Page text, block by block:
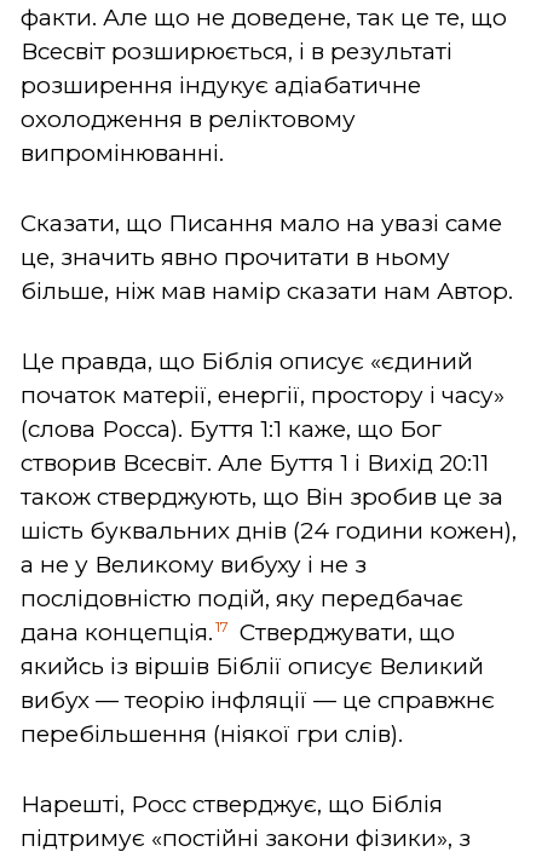
факти. Але що не доведене, так це те, що
Всесвіт розширюється, і в результаті
розширення індукує адіабатичне
охолодження в реліктовому
випромінюванні.
Сказати, що Писання мало на увазі саме
це, значить явно прочитати в ньому
більше, ніж мав намір сказати нам Автор.
Це правда, що Біблія описує «єдиний
початок матерії, енергії, простору і часу»
(слова Росса). Буття 1:1 каже, що Бог
створив Всесвіт. Але Буття 1 і Вихід 20:11
також стверджують, що Він зробив це за
шість буквальних днів (24 години кожен),
а не у Великому вибуху і не з
послідовністю подій, яку передбачає
дана концепція. 17
Стверджувати, що
якийсь із віршів Біблії описує Великий
вибух — теорію інфляції — це справжнє
перебільшення (ніякої гри слів).
Нарешті, Росс стверджує, що Біблія
підтримує «постійні закони фізики», з